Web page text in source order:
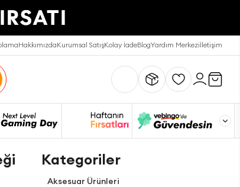
HakkımızdaKurumsal SatışKolay İadeBlogYardım Merkeziİletişim
Kategoriler
Aksesuar Ürünleri